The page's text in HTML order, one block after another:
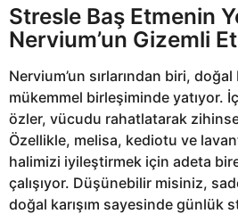
Stresle Baş Etmenin
Nervium’un Gizemli
Nervium’un sırlarından biri,
mükemmel birleşiminde yatıyor.
özler, vücudu rahatlatarak
Özellikle, melisa, kediotu ve
halimizi iyileştirmek için adeta
çalışıyor. Düşünebilir misiniz,
doğal karışım sayesinde günlük